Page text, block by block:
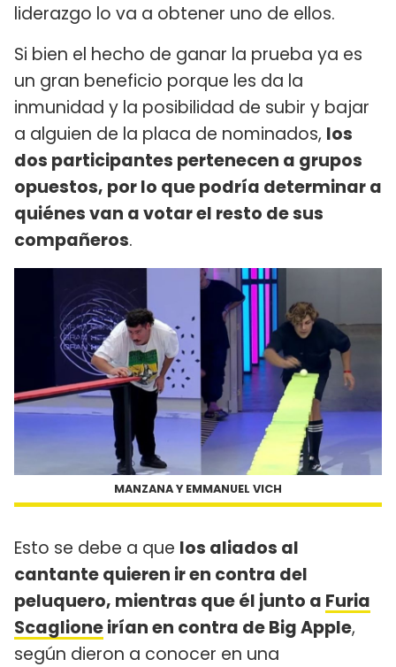
liderazgo lo va a obtener uno de ellos.
Si bien el hecho de ganar la prueba ya es
un gran beneficio porque les da la
inmunidad y la posibilidad de subir y bajar
a alguien de la placa de nominados, los
dos participantes pertenecen a grupos
opuestos, por lo que podría determinar a
quiénes van a votar el resto de sus
compañeros.
MANZANA Y EMMANUEL VICH
Esto se debe a que los aliados al
cantante quieren ir en contra del
peluquero, mientras que él junto a Furia
Scaglioneirían en contra de Big Apple,
según dieron a conocer en una